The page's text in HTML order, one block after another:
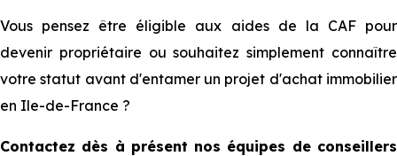
Vous pensez être éligible aux aides de la CAF pour
devenir propriétaire ou souhaitez simplement connaître
votre statut avant d'entamer un projet d'achat immobilier
en Ile-de-France ?
Contactez dès à présent nos équipes de conseillers